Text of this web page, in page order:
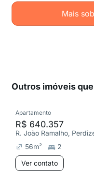
Mais
Outros imóveis
Apartamento
R$ 640.357
R. João Ramalho,
56m²
2
Ver contato